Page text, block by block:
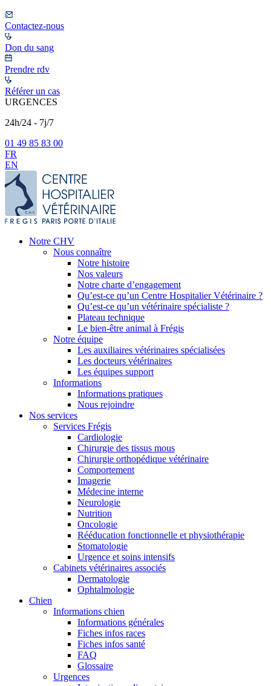
Contactez-nous
Don du sang
Prendre rdv
Référer un cas
URGENCES
24h/24 - 7j/7
01 49 85 83 00
FR
EN
Notre CHV
Nous connaître
Notre histoire
Nos valeurs
Notre charte d’engagement
Qu’est-ce qu’un Centre Hospitalier Vétérinaire ?
Qu’est-ce qu’un vétérinaire spécialiste ?
Plateau technique
Le bien-être animal à Frégis
Notre équipe
Les auxiliaires vétérinaires spécialisées
Les docteurs vétérinaires
Les équipes support
Informations
Informations pratiques
Nous rejoindre
Nos services
Services Frégis
Cardiologie
Chirurgie des tissus mous
Chirurgie orthopédique vétérinaire
Comportement
Imagerie
Médecine interne
Neurologie
Nutrition
Oncologie
Rééducation fonctionnelle et physiothérapie
Stomatologie
Urgence et soins intensifs
Cabinets vétérinaires associés
Dermatologie
Ophtalmologie
Chien
Informations chien
Informations générales
Fiches infos races
Fiches infos santé
FAQ
Glossaire
Urgences